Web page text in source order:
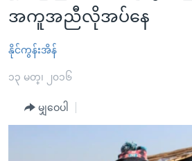
များ
ပင်မ
ကမ္ဘာ့သတင်းများ
နိုင်ငံတကာ
အမေရိကန်
အစ္စရေး-ပါလက်စတိုင်း
ဗွီဒီယို
သတင်းလွတ်လပ်ခွင့်
အင်္ဂလိပ်စာလေ့လာမယ်
အကူအညီလိုအပ်နေ
နိုင်ကွန်းအိန်
၁၃ မတ္၊ ၂၀၁၆
မျှဝေပါ